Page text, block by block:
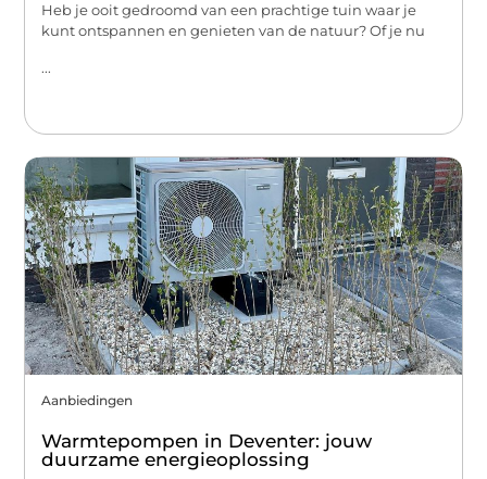
Heb je ooit gedroomd van een prachtige tuin waar je
kunt ontspannen en genieten van de natuur? Of je nu
...
Aanbiedingen
Warmtepompen in Deventer: jouw
duurzame energieoplossing